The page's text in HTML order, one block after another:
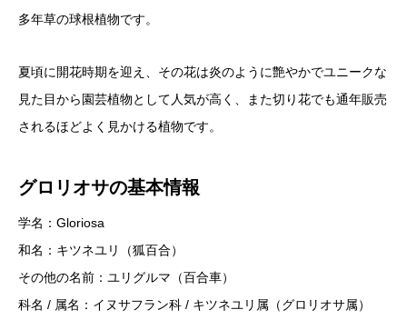
多年草の球根植物です。
夏頃に開花時期を迎え、その花は炎のように艶やかでユニークな
見た目から園芸植物として人気が高く、また切り花でも通年販売
されるほどよく見かける植物です。
グロリオサの基本情報
学名：Gloriosa
和名：キツネユリ（狐百合）
その他の名前：ユリグルマ（百合車）
科名 / 属名：イヌサフラン科 / キツネユリ属（グロリオサ属）